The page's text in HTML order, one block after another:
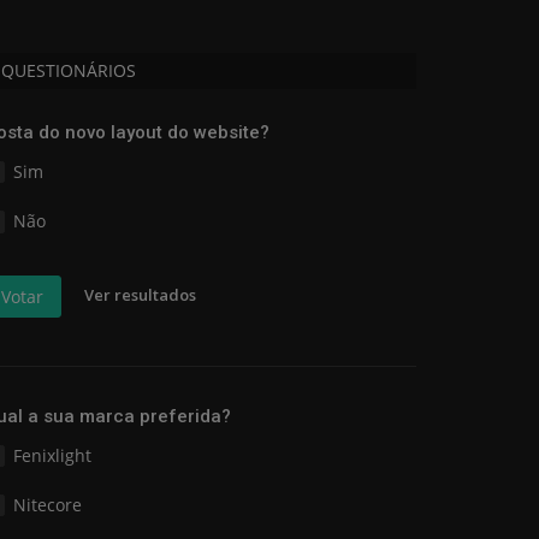
QUESTIONÁRIOS
do novo layout do website?
Sim
Não
Votar Ver resultados
a sua marca preferida?
Fenixlight
Nitecore